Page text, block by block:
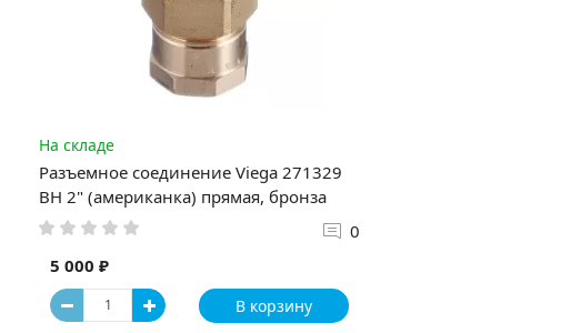
На складе
Разъемное соединение Viega 271329
ВН 2" (американка) прямая, бронза
0
5 000 ₽
В корзину